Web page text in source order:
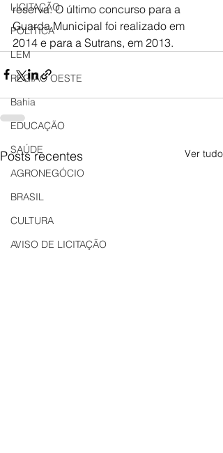
LICITAÇÃO
POLÍTICA
LEM
REGIÃO OESTE
Bahia
EDUCAÇÃO
SAÚDE
AGRONEGÓCIO
BRASIL
CULTURA
AVISO DE LICITAÇÃO
reserva. O último concurso para a
Guarda Municipal foi realizado em
2014 e para a Sutrans, em 2013.
Posts recentes Ver tudo